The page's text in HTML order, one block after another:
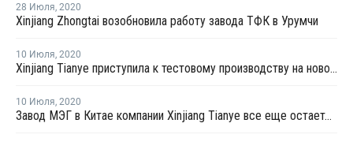
28 Июля, 2020
Xinjiang Zhongtai возобновила работу завода ТФК в Урумчи
10 Июля, 2020
Xinjiang Tianye приступила к тестовому производству на новом заводе МЭГ в Китае
10 Июля, 2020
Завод МЭГ в Китае компании Xinjiang Tianye все еще остается закрытым в июле